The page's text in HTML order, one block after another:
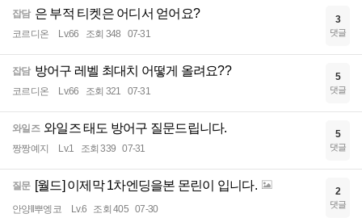
잡담 은 부적 티켓은 어디서 얻어요?
코르디온 Lv.66 조회 348 07-31
3
댓글
잡담 방어구 레벨 최대치 어떻게 올려요??
코르디온 Lv.66 조회 321 07-31
5
댓글
와일즈 와일즈 태도 방어구 질문드립니다.
짱짱예지 Lv.1 조회 339 07-31
5
댓글
질문 [월드] 이제막 1차엔딩을본 몬린이 입니다.
안양ll뿌엥코 Lv.6 조회 405 07-30
2
댓글